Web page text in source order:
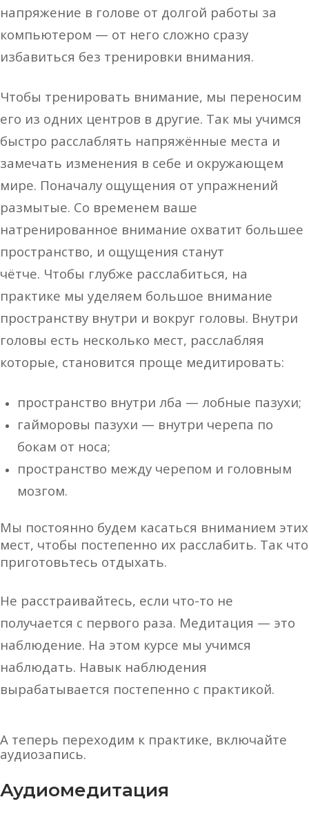
напряжение в голове от долгой работы за
компьютером — от него сложно сразу
избавиться без тренировки внимания.
Чтобы тренировать внимание, мы переносим
его из одних центров в другие. Так мы учимся
быстро расслаблять напряжённые места и
замечать изменения в себе и окружающем
мире. Поначалу ощущения от упражнений
размытые. Со временем ваше
натренированное внимание охватит большее
пространство, и ощущения станут
чётче. Чтобы глубже расслабиться, на
практике мы уделяем большое внимание
пространству внутри и вокруг головы. Внутри
головы есть несколько мест, расслабляя
которые, становится проще медитировать:
пространство внутри лба — лобные пазухи;
гайморовы пазухи — внутри черепа по
бокам от носа;
пространство между черепом и головным
мозгом.
Мы постоянно будем касаться вниманием этих
мест, чтобы постепенно их расслабить. Так что
приготовьтесь отдыхать.
Не расстраивайтесь, если что-то не
получается с первого раза. Медитация — это
наблюдение. На этом курсе мы учимся
наблюдать. Навык наблюдения
вырабатывается постепенно с практикой.
А теперь переходим к практике, включайте
аудиозапись.
Аудиомедитация